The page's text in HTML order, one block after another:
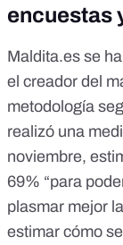
encuestas
Maldita.es se
el creador del
metodología
realizó una
noviembre,
69% “para
plasmar mejor
estimar cómo